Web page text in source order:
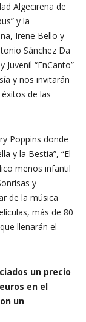
Algecireña de
y la
Irene Bello y
Sánchez Da
“EnCanto”
y nos invitarán
de las
Poppins donde
y la Bestia”, “El
menos infantil
y
de la música
más de 80
llenarán el
un precio
en el
un